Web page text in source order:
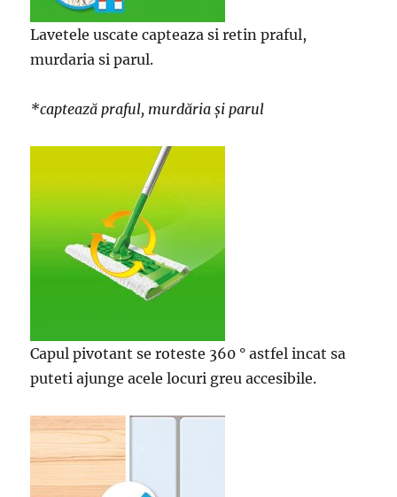
Lavetele uscate capteaza si retin praful,
murdaria si parul.
*captează praful, murdăria și parul
Capul pivotant se roteste 360 ° astfel incat sa
puteti ajunge acele locuri greu accesibile.